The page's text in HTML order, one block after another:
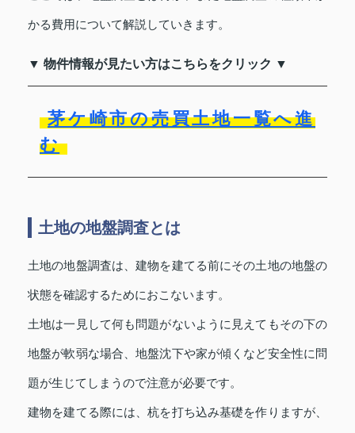
かる費用について解説していきます。
▼ 物件情報が見たい方はこちらをクリック ▼
茅ケ崎市の売買土地一覧へ進
む
土地の地盤調査とは
土地の地盤調査は、建物を建てる前にその土地の地盤の
状態を確認するためにおこないます。
土地は一見して何も問題がないように見えてもその下の
地盤が軟弱な場合、地盤沈下や家が傾くなど安全性に問
題が生じてしまうので注意が必要です。
建物を建てる際には、杭を打ち込み基礎を作りますが、